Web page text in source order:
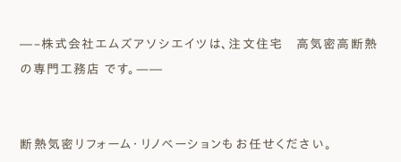
―–株式会社エムズアソシエイツは、注文住宅 高気密高断熱
の専門工務店 です。—―
断熱気密リフォーム・リノベーションもお任せください。